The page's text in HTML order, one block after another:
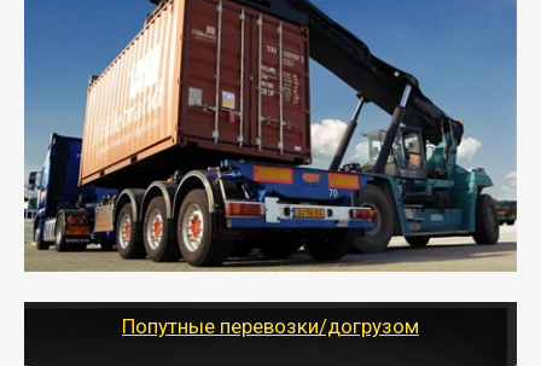
Транспорт:
Еврофура Тент от 5 до 10 тонн
грузоподъемность
от 10 000 руб. Возможен догруз
- Доставка фурой до 20 т возможна для больших
объемов грузов, упакованных в коробки, мешки,
паллеты и россыпью в самые отдаленные места
России с гарантией полной сохранности.
- Тайгер Логистик предоставляет услуги по
грузоперевозкам для физических и юридических лиц
Попутные перевозки/догрузом